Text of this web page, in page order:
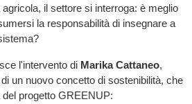
il settore si interroga: è meglio
la responsabilità di insegnare a
l'intervento di Marika Cattaneo,
un nuovo concetto di sostenibilità, che
progetto GREENUP: